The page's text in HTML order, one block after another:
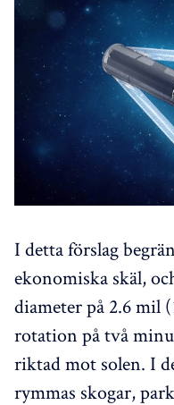
I detta förslag
ekonomiska skäl,
diameter på 2.6 mil
rotation på två
riktad mot solen. I
rymmas skogar,